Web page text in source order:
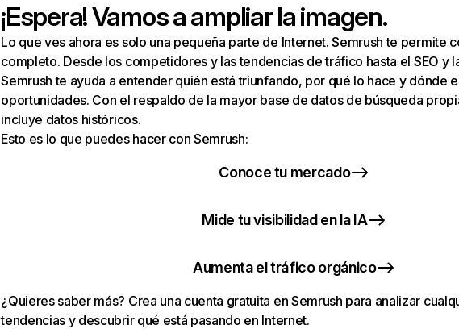
¡Espera! Vamos a ampliar la imagen.
Lo que ves ahora es solo una pequeña parte de Internet. Semrush te permite
completo. Desde los competidores y las tendencias de tráfico hasta el SEO y
Semrush te ayuda a entender quién está triunfando, por qué lo hace y dónde
oportunidades. Con el respaldo de la mayor base de datos de búsqueda
incluye datos históricos.
Esto es lo que puedes hacer con Semrush:
Conoce tu mercado
Mide tu visibilidad en la IA
Aumenta el tráfico orgánico
¿Quieres saber más? Crea una cuenta gratuita en Semrush para analizar
tendencias y descubrir qué está pasando en Internet.